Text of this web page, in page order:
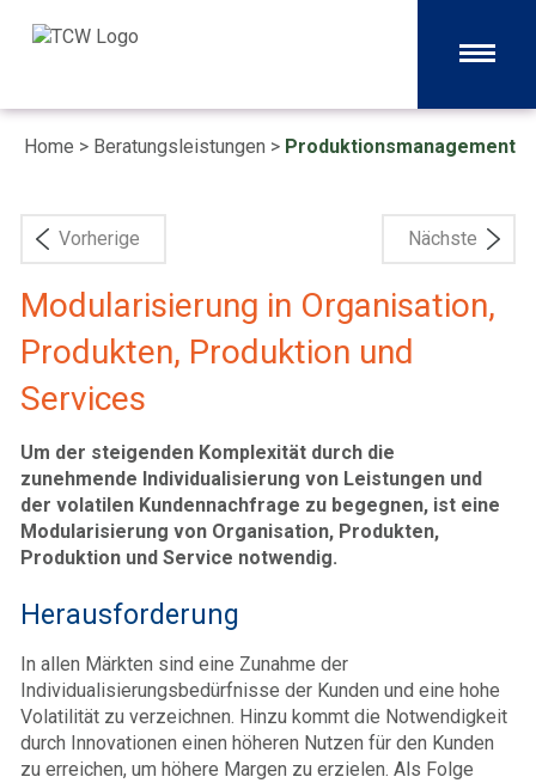
Home > Beratungsleistungen > Produktionsmanagement
Vorherige Nächste
Modularisierung in Organisation,
Produkten, Produktion und
Services
Um der steigenden Komplexität durch die
zunehmende Individualisierung von Leistungen und
der volatilen Kundennachfrage zu begegnen, ist eine
Modularisierung von Organisation, Produkten,
Produktion und Service notwendig.
Herausforderung
In allen Märkten sind eine Zunahme der
Individualisierungsbedürfnisse der Kunden und eine hohe
Volatilität zu verzeichnen. Hinzu kommt die Notwendigkeit
durch Innovationen einen höheren Nutzen für den Kunden
zu erreichen, um höhere Margen zu erzielen. Als Folge